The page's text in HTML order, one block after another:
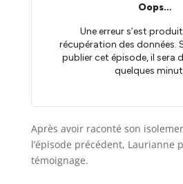
Après avoir raconté son
l’épisode précédent, Laurianne
témoignage.